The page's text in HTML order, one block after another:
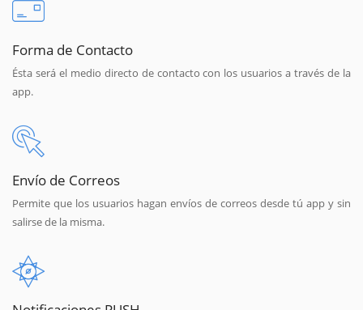
Forma de Contacto
Ésta será el medio directo de contacto con los usuarios a través de la
app.
Envío de Correos
Permite que los usuarios hagan envíos de correos desde tú app y sin
salirse de la misma.